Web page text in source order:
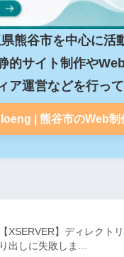
熊谷市を中心に活
的サイト制作や
ア運営などを行って
| 熊谷市のWeb制
【XSERVER】ディレクト
り出しに失敗しま…